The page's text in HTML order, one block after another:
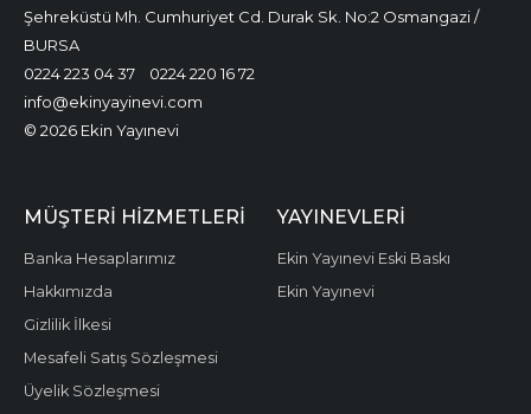
Şehreküstü Mh. Cumhuriyet Cd. Durak Sk. No:2 Osmangazi /
BURSA
0224 223 04 37
0224 220 16 72
info@ekinyayinevi.com
© 2026 Ekin Yayınevi
MÜŞTERI HIZMETLERI
Banka Hesaplarımız
Hakkımızda
Gizlilik İlkesi
Mesafeli Satış Sözleşmesi
Üyelik Sözleşmesi
YAYINEVLERI
Ekin Yayınevi Eski Baskı
Ekin Yayınevi